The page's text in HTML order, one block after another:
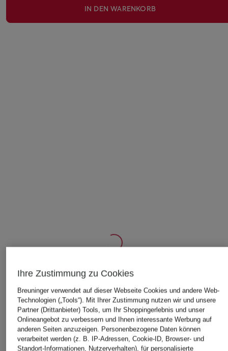
IN DEN WARENKORB
ÄHNLICHE ARTIKEL ENTDECKEN
Ihre Zustimmung zu Cookies
Breuninger verwendet auf dieser Webseite Cookies und andere Web-
Technologien („Tools“). Mit Ihrer Zustimmung nutzen wir und unsere
Partner (Drittanbieter) Tools, um Ihr Shoppingerlebnis und unser
Onlineangebot zu verbessern und Ihnen interessante Werbung auf
anderen Seiten anzuzeigen. Personenbezogene Daten können
verarbeitet werden (z. B. IP-Adressen, Cookie-ID, Browser- und
Standort-Informationen, Nutzerverhalten), für personalisierte